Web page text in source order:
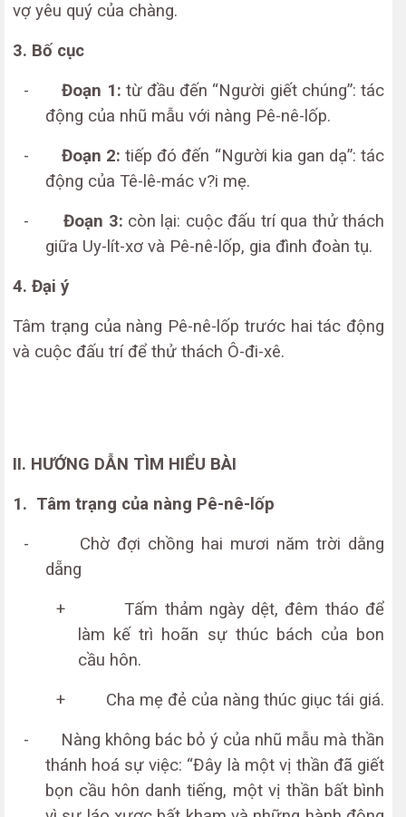
vợ yêu quý của chàng.
3. Bố cục
-
Đoạn 1: từ đầu đến “Người giết chúng”: tác
động của nhũ mẫu với nàng Pê-nê-lốp.
-
Đoạn 2: tiếp đó đến “Người kia gan dạ”: tác
động của Tê-lê-mác v?i mẹ.
-
Đoạn 3: còn lại: cuộc đấu trí qua thử thách
giữa Uy-lít-xơ và Pê-nê-lốp, gia đình đoàn tụ.
4. Đại ý
Tâm trạng của nàng Pê-nê-lốp trước hai tác động
và cuộc đấu trí để thử thách Ô-đi-xê.
II. HƯỚNG DẪN TÌM HIỂU BÀI
1. Tâm trạng của nàng Pê-nê-lốp
-
Chờ đợi chồng hai mươi năm trời dằng
dẵng
+
Tấm thảm ngày dệt, đêm tháo để
làm kế trì hoãn sự thúc bách của bon
cầu hôn.
+
Cha mẹ đẻ của nàng thúc giục tái giá.
-
Nàng không bác bỏ ý của nhũ mẫu mà thần
thánh hoá sự việc: “Đây là một vị thần đã giết
bọn cầu hôn danh tiếng, một vị thần bất bình